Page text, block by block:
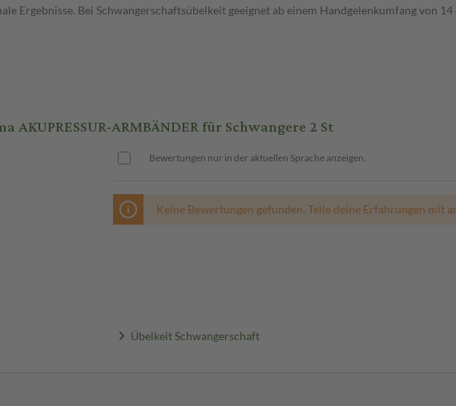
Ergebnisse. Bei Schwangerschaftsübelkeit geeignet ab einem Handgelenkumfang von 14
ARMBÄNDER für Schwangere 2 St
Bewertungen nur in der aktuellen Sprache anzeigen.
Keine Bewertungen gefunden. Teile deine Erfahrungen mit
Übelkeit Schwangerschaft